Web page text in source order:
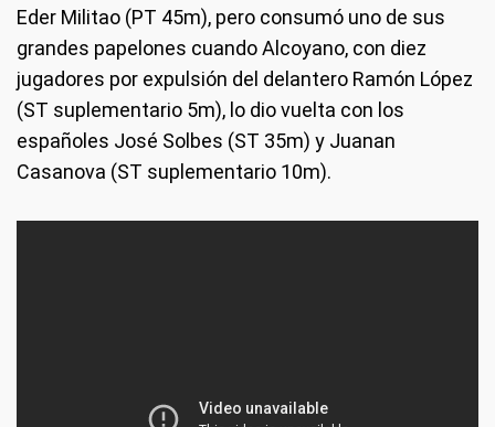
Eder Militao (PT 45m), pero consumó uno de sus
grandes papelones cuando Alcoyano, con diez
jugadores por expulsión del delantero Ramón López
(ST suplementario 5m), lo dio vuelta con los
españoles José Solbes (ST 35m) y Juanan
Casanova (ST suplementario 10m).